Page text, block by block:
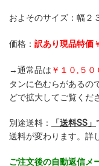
およそのサイズ：幅２
価格： 訳あり 現品特価
→通常品は ￥１０,５０
タンに色むらがあるの
どで拡大してご覧くだ
別途送料： 「送料SS」
送料が変わります。詳
ご注文後の自動返信メ